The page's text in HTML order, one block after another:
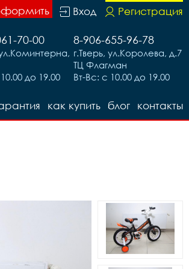
Регистрация
Вход
8-906-655-96-78
г.Тверь, ул.Королева, д.7
ТЦ Флагман
Вт-Вс: с 10.00 до 19.00
70-00
ул.Коминтерна,
до 19.00
контакты
блог
как купить